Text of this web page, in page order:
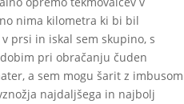
nima kilometra ki bi bil
prsi in iskal sem skupino, s
pri obračanju čuden
a sem mogu šarit z imbusom
najdaljšega in najbolj